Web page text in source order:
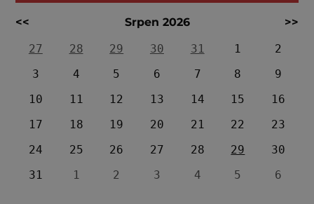
<< Srpen 2026
>>
27
28 29 30 31 1
2
3
4 5 6 7 8
9
10
11 12 13 14 15
16
17
18 19 20 21 22
23
24
25 26 27 28 29
30
31
1 2 3 4 5 6